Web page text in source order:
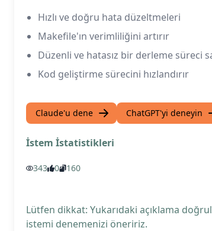
Hızlı ve doğru hata düzeltmeleri
Makefile'ın verimliliğini artırır
Düzenli ve hatasız bir derleme süreci
Kod geliştirme sürecini hızlandırır
Claude'u dene ChatGPT'yi deneyin
İstem İstatistikleri
343 0 160
Lütfen dikkat: Yukarıdaki açıklama
istemi denemenizi öneririz.